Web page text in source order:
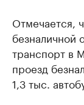
Отмечается,
безналичной
транспорт в
проезд
1,3 тыс.